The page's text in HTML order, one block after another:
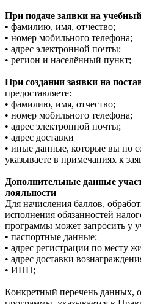
При подаче заявки на
• фамилию, имя, отчество;
• номер мобильного телефона;
• адрес электронной почты;
• регион и населённый пункт;
При создании заявки на
предоставляете:
• фамилию, имя, отчество;
• номер мобильного телефона;
• адрес электронной почты;
• адрес доставки
• иные данные, которые вы по
указываете в примечаниях к
Дополнительные данные
лояльности
Для начисления баллов,
исполнения обязанностей
программы может запросить у
• паспортные данные;
• адрес регистрации по месту
• адрес доставки
• ИНН;
Конкретный перечень данных,